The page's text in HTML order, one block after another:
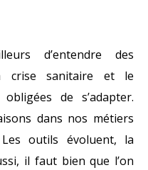
d’entendre des
crise sanitaire et le
de s’adapter.
dans nos métiers
outils évoluent, la
il faut bien que l’on